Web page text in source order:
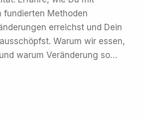
fundierten Methoden
erreichst und Dein
Warum wir essen,
warum Veränderung so…